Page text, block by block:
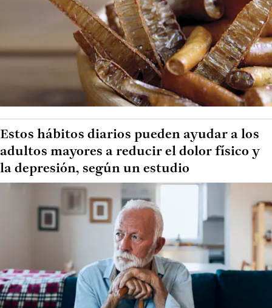
Estos hábitos diarios pueden ayudar a los
adultos mayores a reducir el dolor físico y
la depresión, según un estudio